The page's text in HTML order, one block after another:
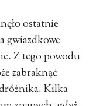
ostatnie
gwiazdkowe
Z tego powodu
zabraknąć
Kilka